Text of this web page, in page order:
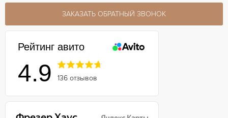
ЗАКАЗАТЬ ОБРАТНЫЙ ЗВОНОК
Рейтинг авито
4.9 136 отзывов